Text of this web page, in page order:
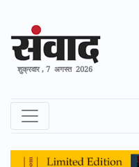
शुक्रवार , 7 अगस्त 2026